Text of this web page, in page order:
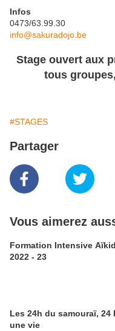
Infos
0473/63.99.30
info@sakuradojo.be
Stage ouvert aux
tous
#STAGES
Partager
Vous aimerez
Formation Intensive
2022 - 23
Les 24h du samouraï, 24
une vie